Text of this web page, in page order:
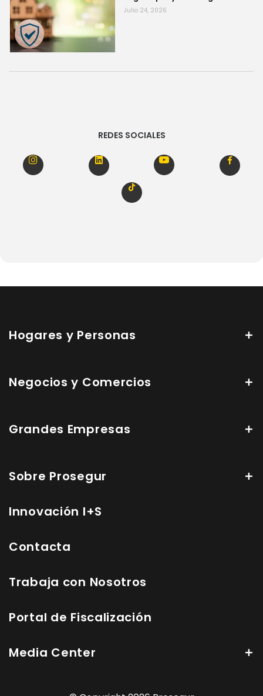
Julio 24, 2026
REDES SOCIALES
Hogares y Personas
Negocios y Comercios
Grandes Empresas
Sobre Prosegur
Innovación I+S
Contacta
Trabaja con Nosotros
Portal de Fiscalización
Media Center